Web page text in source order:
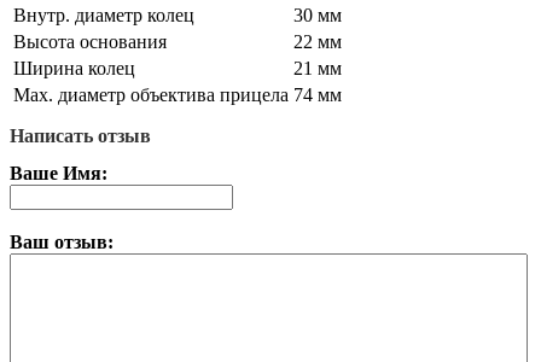
Внутр. диаметр колец
30 мм
Высота основания
22 мм
Ширина колец
21 мм
Max. диаметр объектива прицела 74 мм
Написать отзыв
Ваше Имя:
Ваш отзыв: